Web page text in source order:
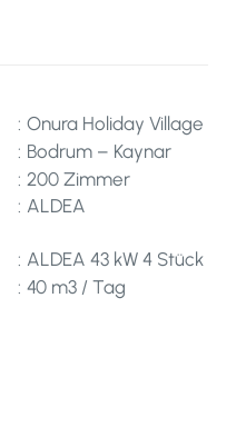
Onura Holiday Village
Bodrum – Kaynar
200 Zimmer
ALDEA
ALDEA 43 kW 4 Stück
40 m3 / Tag